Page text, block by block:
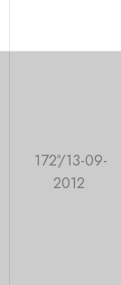
172ª/13-09-
2012